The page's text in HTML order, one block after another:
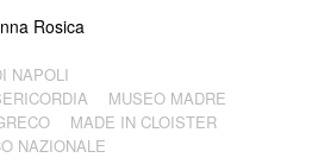
Rosica
NAPOLI
MUSEO MADRE
MADE IN CLOISTER
NAZIONALE